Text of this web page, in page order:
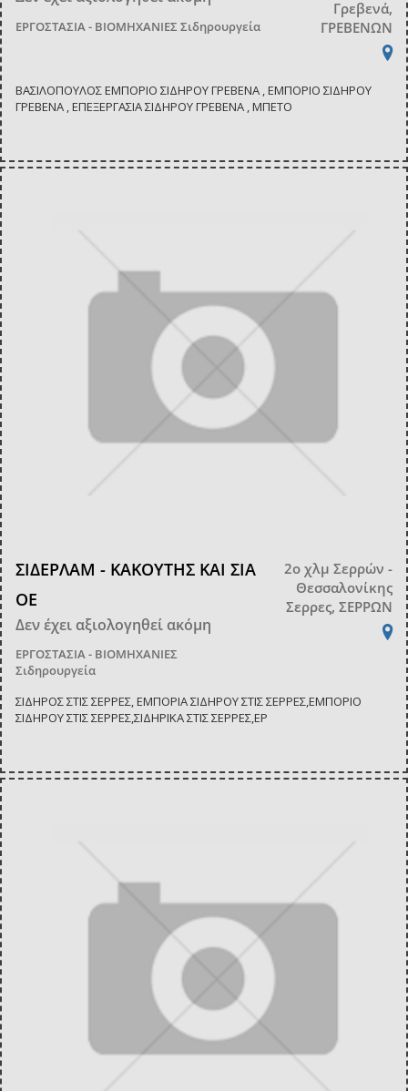
ΕΡΓΟΣΤΑΣΙΑ - ΒΙΟΜΗΧΑΝΙΕΣ Σιδηρουργεία
Γρεβενά,
ΓΡΕΒΕΝΩΝ
ΒΑΣΙΛΟΠΟΥΛΟΣ ΕΜΠΟΡΙΟ ΣΙΔΗΡΟΥ ΓΡΕΒΕΝΑ , ΕΜΠΟΡΙΟ ΣΙΔΗΡΟΥ
ΓΡΕΒΕΝΑ , ΕΠΕΞΕΡΓΑΣΙΑ ΣΙΔΗΡΟΥ ΓΡΕΒΕΝΑ , ΜΠΕΤΟ
ΣΙΔΕΡΛΑΜ - ΚΑΚΟΥΤΗΣ ΚΑΙ ΣΙΑ
ΟΕ
Δεν έχει αξιολογηθεί ακόμη
ΕΡΓΟΣΤΑΣΙΑ - ΒΙΟΜΗΧΑΝΙΕΣ
Σιδηρουργεία
2ο χλμ Σερρών -
Θεσσαλονίκης
Σερρες, ΣΕΡΡΩΝ
ΣΙΔΗΡΟΣ ΣΤΙΣ ΣΕΡΡΕΣ, ΕΜΠΟΡΙΑ ΣΙΔΗΡΟΥ ΣΤΙΣ ΣΕΡΡΕΣ,ΕΜΠΟΡΙΟ
ΣΙΔΗΡΟΥ ΣΤΙΣ ΣΕΡΡΕΣ,ΣΙΔΗΡΙΚΑ ΣΤΙΣ ΣΕΡΡΕΣ,ΕΡ